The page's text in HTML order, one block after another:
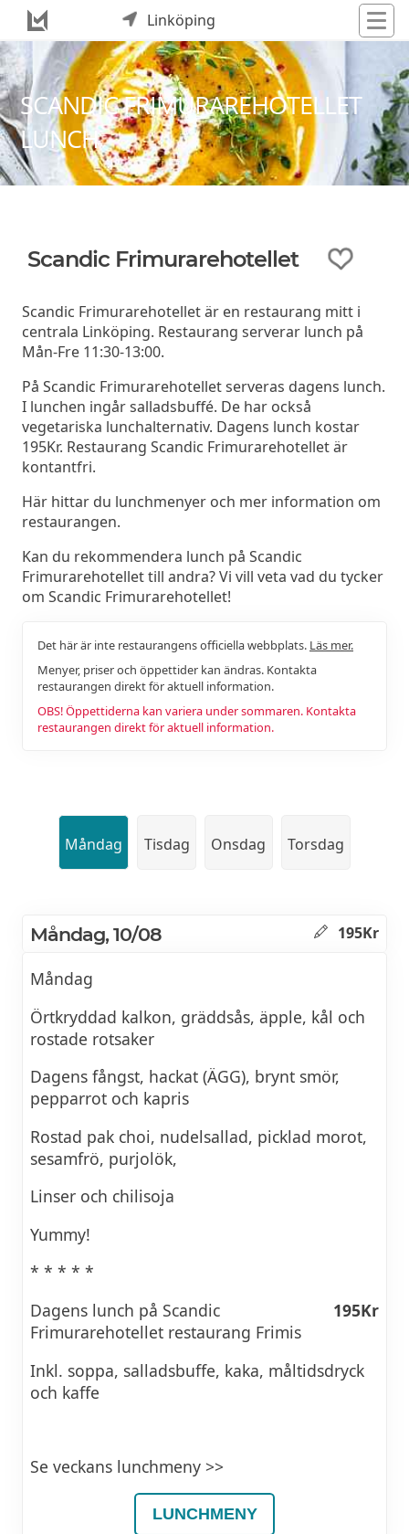
Linköping
SCANDIC FRIMURAREHOTELLET
LUNCH
Scandic Frimurarehotellet
Scandic Frimurarehotellet är en restaurang mitt i
centrala Linköping. Restaurang serverar lunch på
Mån-Fre 11:30-13:00.
På Scandic Frimurarehotellet serveras dagens lunch.
I lunchen ingår salladsbuffé. De har också
vegetariska lunchalternativ. Dagens lunch kostar
195Kr. Restaurang Scandic Frimurarehotellet är
kontantfri.
Här hittar du lunchmenyer och mer information om
restaurangen.
Kan du rekommendera lunch på Scandic
Frimurarehotellet till andra? Vi vill veta vad du tycker
om Scandic Frimurarehotellet!
Det här är inte restaurangens officiella webbplats. Läs mer.
Menyer, priser och öppettider kan ändras. Kontakta
restaurangen direkt för aktuell information.
OBS! Öppettiderna kan variera under sommaren. Kontakta
restaurangen direkt för aktuell information.
Måndag Tisdag Onsdag Torsdag
Måndag, 10/08 195Kr
Måndag
Örtkryddad kalkon, gräddsås, äpple, kål och
rostade rotsaker
Dagens fångst, hackat (ÄGG), brynt smör,
pepparrot och kapris
Rostad pak choi, nudelsallad, picklad morot,
sesamfrö, purjolök,
Linser och chilisoja
Yummy!
* * * * *
Dagens lunch på Scandic
Frimurarehotellet restaurang Frimis
195Kr
Inkl. soppa, salladsbuffe, kaka, måltidsdryck
och kaffe
Se veckans lunchmeny >>
LUNCHMENY